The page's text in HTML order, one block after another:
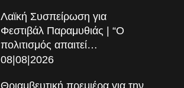
Λαϊκή Συσπείρωση για
Φεστιβάλ Παραμυθιάς | “Ο
πολιτισμός απαιτεί…
08|08|2026